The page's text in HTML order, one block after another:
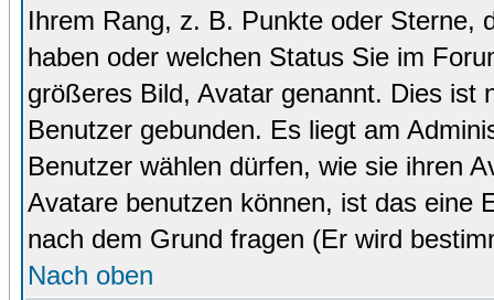
Ihrem Rang, z. B. Punkte oder Sterne,
haben oder welchen Status Sie im
größeres Bild, Avatar genannt. Dies ist
Benutzer gebunden. Es liegt am
Benutzer wählen dürfen, wie sie ihren
Avatare benutzen können, ist das eine
nach dem Grund fragen (Er wird
Nach oben